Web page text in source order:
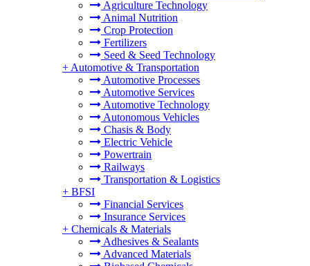
Agriculture Technology
Animal Nutrition
Crop Protection
Fertilizers
Seed & Seed Technology
+ Automotive & Transportation
Automotive Processes
Automotive Services
Automotive Technology
Autonomous Vehicles
Chasis & Body
Electric Vehicle
Powertrain
Railways
Transportation & Logistics
+ BFSI
Financial Services
Insurance Services
+ Chemicals & Materials
Adhesives & Sealants
Advanced Materials